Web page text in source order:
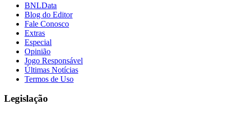
BNLData
Blog do Editor
Fale Conosco
Extras
Especial
Opinião
Jogo Responsável
Últimas Notícias
Termos de Uso
Legislação